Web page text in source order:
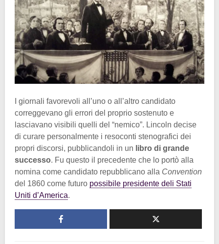
I giornali favorevoli all’uno o all’altro candidato
correggevano gli errori del proprio sostenuto e
lasciavano visibili quelli del “nemico”. Lincoln decise
di curare personalmente i resoconti stenografici dei
propri discorsi, pubblicandoli in un libro di grande
successo. Fu questo il precedente che lo portò alla
nomina come candidato repubblicano alla Convention
del 1860 come futuro possibile presidente deli Stati
Uniti d’America.